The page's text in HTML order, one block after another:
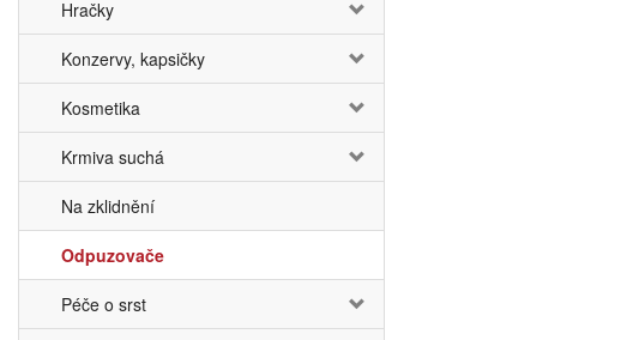
Hračky
Konzervy, kapsičky
Kosmetika
Krmiva suchá
Na zklidnění
Odpuzovače
Péče o srst